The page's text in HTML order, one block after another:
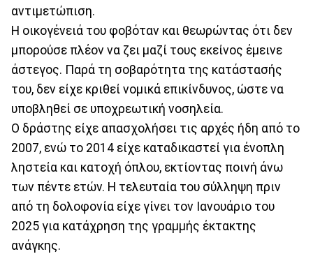
αντιμετώπιση.
Η οικογένειά του φοβόταν και θεωρώντας ότι δεν
μπορούσε πλέον να ζει μαζί τους εκείνος έμεινε
άστεγος. Παρά τη σοβαρότητα της κατάστασής
του, δεν είχε κριθεί νομικά επικίνδυνος, ώστε να
υποβληθεί σε υποχρεωτική νοσηλεία.
Ο δράστης είχε απασχολήσει τις αρχές ήδη από το
2007, ενώ το 2014 είχε καταδικαστεί για ένοπλη
ληστεία και κατοχή όπλου, εκτίοντας ποινή άνω
των πέντε ετών. Η τελευταία του σύλληψη πριν
από τη δολοφονία είχε γίνει τον Ιανουάριο του
2025 για κατάχρηση της γραμμής έκτακτης
ανάγκης.